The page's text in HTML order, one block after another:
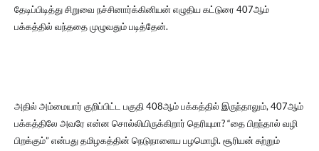
தேடிப்பிடித்து சிறுவை நச்சினார்க்கினியன் எழுதிய கட்டுரை 407ஆம்
பக்கத்தில் வந்ததை முழுவதும் படித்தேன்.
அதில் அம்மையார் குறிப்பிட்ட பகுதி 408ஆம் பக்கத்தில் இருந்தாலும், 407ஆம்
பக்கத்திலே அவரே என்ன சொல்லியிருக்கிறார் தெரியுமா? “தை பிறந்தால் வழி
பிறக்கும்” என்பது தமிழகத்தின் நெடுநாளைய பழமொழி. சூரியன் சுற்றும்